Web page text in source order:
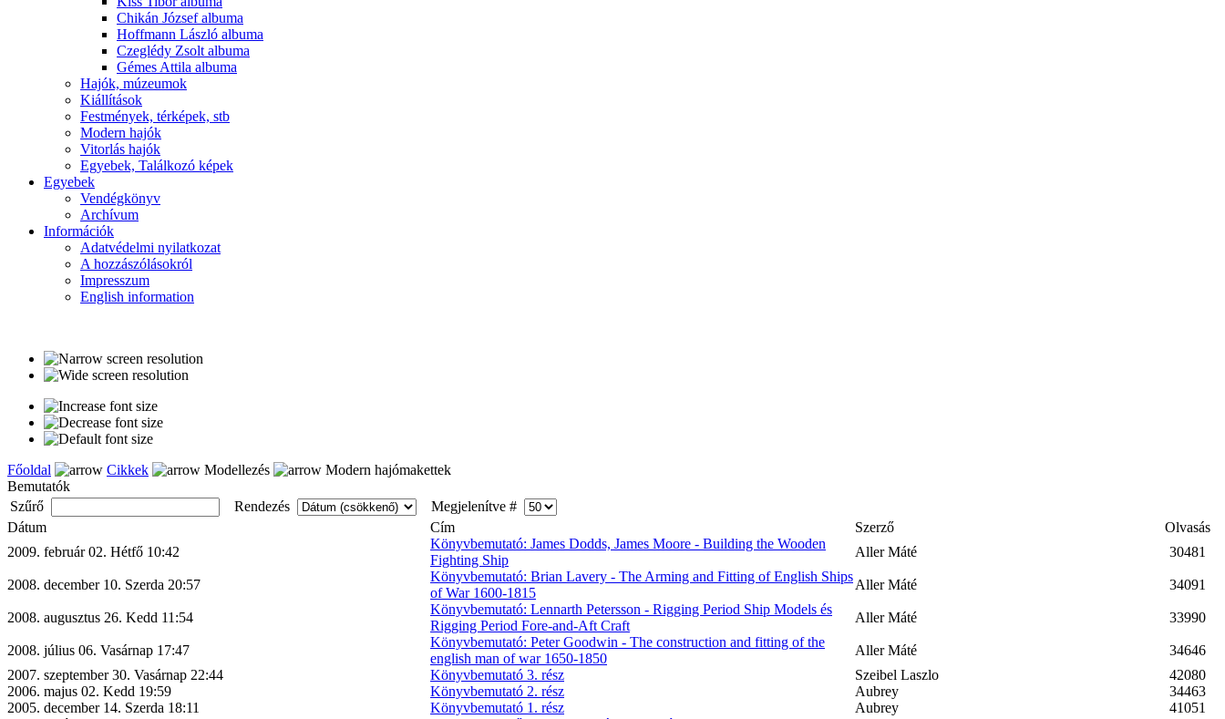
Chikán József albuma
Hoffmann László albuma
Czeglédy Zsolt albuma
Gémes Attila albuma
Hajók, múzeumok
Kiállítások
Festmények, térképek, stb
Modern hajók
Vitorlás hajók
Egyebek, Találkozó képek
Egyebek
Vendégkönyv
Archívum
Információk
Adatvédelmi nyilatkozat
A hozzászólásokról
Impresszum
English information
Főoldal Cikkek Modellezés
Modern hajómakettek
Bemutatók
Szűrő
Rendezés
Megjelenítve #
Dátum
Cím Szerző
Olvasás
2009. február 02. Hétfő 10:42
Könyvbemutató: James Dodds, James Moore - Building the Wooden
Fighting Ship
Aller Máté 30481
2008. december 10. Szerda 20:57
Könyvbemutató: Brian Lavery - The Arming and Fitting of English Ships
of War 1600-1815
Aller Máté 34091
2008. augusztus 26. Kedd 11:54
Könyvbemutató: Lennarth Petersson - Rigging Period Ship Models és
Rigging Period Fore-and-Aft Craft
Aller Máté 33990
2008. július 06. Vasárnap 17:47
Könyvbemutató: Peter Goodwin - The construction and fitting of the
english man of war 1650-1850
Aller Máté
34646
2007. szeptember 30. Vasárnap 22:44
Könyvbemutató 3. rész Szeibel Laszlo
42080
2006. majus 02. Kedd 19:59
Könyvbemutató 2. rész Aubrey
34463
2005. december 14. Szerda 18:11
Könyvbemutató 1. rész Aubrey
41051